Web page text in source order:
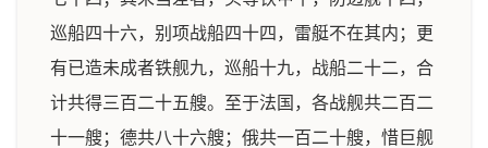
巡船四十六，别项战船四十四，雷艇不在其内；更
有已造未成者铁舰九，巡船十九，战船二十二，合
计共得三百二十五艘。至于法国，各战舰共二百二
十一艘；德共八十六艘；俄共一百二十艘，惜巨舰